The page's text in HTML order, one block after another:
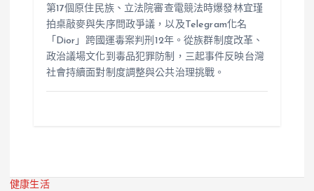
第17個原住民族、立法院審查電競法時爆發林宜瑾
拍桌敲麥與失序問政爭議，以及Telegram化名
「Dior」跨國運毒案判刑12年。從族群制度改革、
政治議場文化到毒品犯罪防制，三起事件反映台灣
社會持續面對制度調整與公共治理挑戰。
健康生活